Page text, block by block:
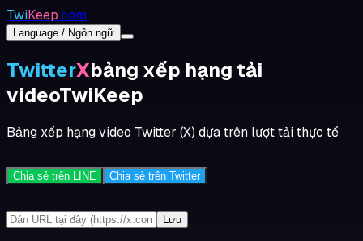
TwiKeep.com
Language / Ngôn ngữ
TwitterXbảng xếp hạng tải
videoTwiKeep
Bảng xếp hạng video Twitter (X) dựa trên lượt tải thực tế
Chia sẻ trên LINE Chia sẻ trên Twitter
Lưu